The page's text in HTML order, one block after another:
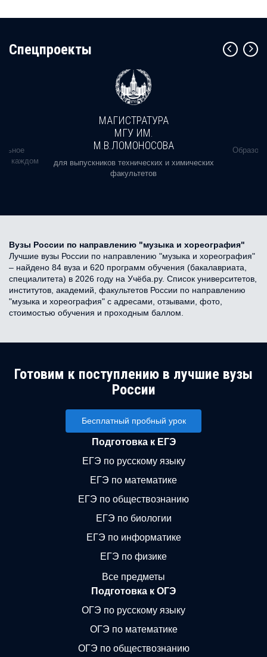
Cпецпроекты
в каждом
МАГИСТРАТУРА
МГУ ИМ.
М.В.ЛОМОНОСОВА
для выпускников технических и химических
факультетов
Вузы России по направлению "музыка и хореография"
Лучшие вузы России по направлению "музыка и хореография"
– найдено 84 вуза и 620 программ обучения (бакалавриата,
специалитета) в 2026 году на Учёба.ру. Список университетов,
институтов, академий, факультетов России по направлению
"музыка и хореография" с адресами, отзывами, фото,
стоимостью обучения и проходным баллом.
Готовим к поступлению в лучшие вузы
России
Бесплатный пробный урок
Подготовка к ЕГЭ
ЕГЭ по русскому языку
ЕГЭ по математике
ЕГЭ по обществознанию
ЕГЭ по биологии
ЕГЭ по информатике
ЕГЭ по физике
Все предметы
Подготовка к ОГЭ
ОГЭ по русскому языку
ОГЭ по математике
ОГЭ по обществознанию